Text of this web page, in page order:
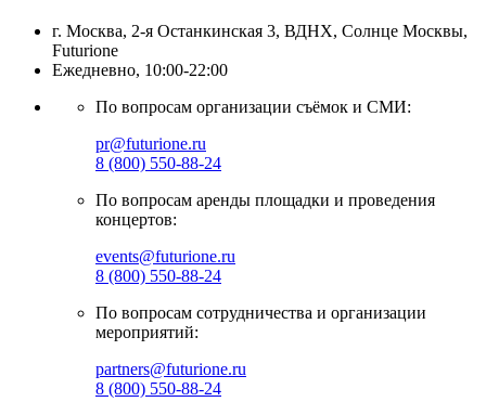
г. Москва, 2-я Останкинская 3, ВДНХ, Солнце Москвы,
Futurione
Ежедневно, 10:00-22:00
По вопросам организации съёмок и СМИ:
pr@futurione.ru
8 (800) 550-88-24
По вопросам аренды площадки и проведения
концертов:
events@futurione.ru
8 (800) 550-88-24
По вопросам сотрудничества и организации
мероприятий:
partners@futurione.ru
8 (800) 550-88-24